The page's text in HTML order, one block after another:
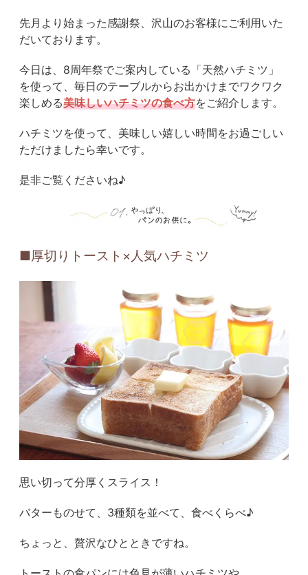
先月より始まった感謝祭、沢山のお客様にご利用いた
だいております。
今日は、8周年祭でご案内している「天然ハチミツ」
を使って、毎日のテーブルからお出かけまでワクワク
楽しめる美味しいハチミツの食べ方をご紹介します。
ハチミツを使って、美味しい嬉しい時間をお過ごしい
ただけましたら幸いです。
是非ご覧くださいね♪
■厚切りトースト×人気ハチミツ
思い切って分厚くスライス！
バターものせて、3種類を並べて、食べくらべ♪
ちょっと、贅沢なひとときですね。